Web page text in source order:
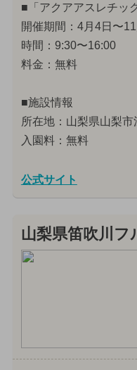
■「アクアアスレチッ
開催期間：4月4日〜11
時間：9:30〜16:00
料金：無料
■施設情報
所在地：山梨県山梨
入園料：無料
公式サイト
山梨県笛吹川フ